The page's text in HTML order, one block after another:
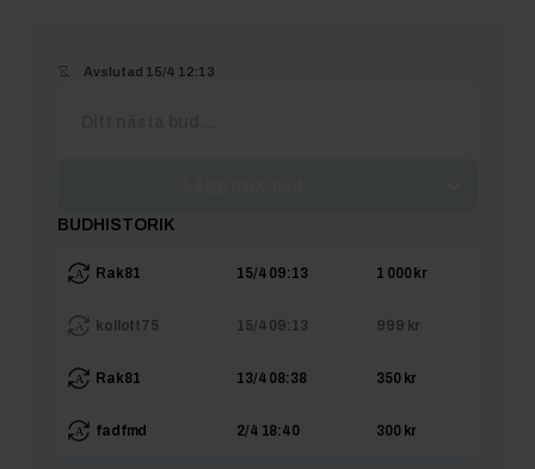
Avslutad 15/4 12:13
BUDHISTORIK
Rak81 15/4 09:13 1 000 kr
kollott75 15/4 09:13 999 kr
Rak81 13/4 08:38 350 kr
fadfmd 2/4 18:40 300 kr